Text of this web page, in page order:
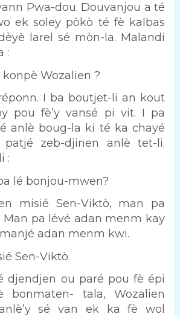
Pwa-dou. Douvanjou a té
ek soley pòkò té fè kalbas
larel sé mòn-la. Malandi
:
konpè Wozalien ?
I ba boutjet-li an kout
pou fè’y vansé pi vit. I pa
anlè boug-la ki té ka chayé
zeb-djinen anlè tet-li.
:
lé bonjou-mwen?
misié Sen-Viktò, man pa
Man pa lévé adan menm kay
adan menm kwi.
Sen-Viktò.
djendjen ou paré pou fè épi
bonmaten- tala, Wozalien
sé van ek ka fè wol